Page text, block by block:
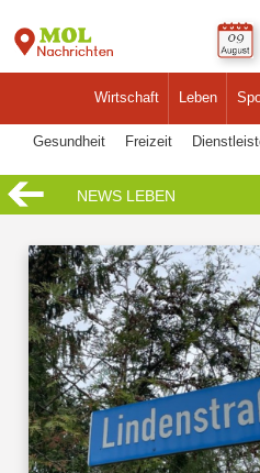
Wirtschaft Leben
Gesundheit Freizeit
NEWS LEBEN